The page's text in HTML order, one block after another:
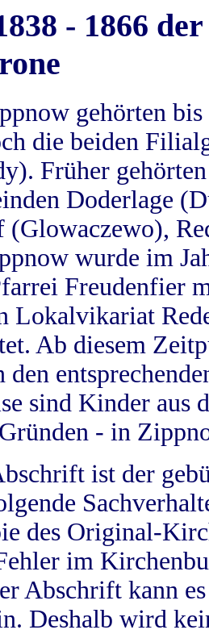
- 1866
gehörten
die beiden
Früher
Doderlage
wurde im
Freudenfier
Lokalvikariat
Ab diesem
den
sind Kinder aus
- in
ist der
des Original-
im
Abschrift kann
Deshalb wird